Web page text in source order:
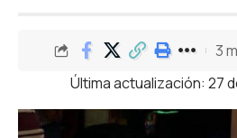
Última actualización: 27
3